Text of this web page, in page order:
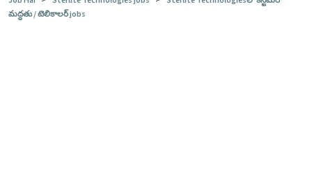
మద్దతు / టెలికాలర్ jobs